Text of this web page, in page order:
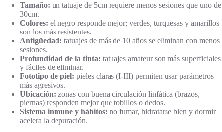
Tamaño: un tatuaje de 5cm requiere menos sesiones que uno de
30cm.
Colores: el negro responde mejor; verdes, turquesas y amarillos
son los más resistentes.
Antigüedad: tatuajes de más de 10 años se eliminan con menos
sesiones.
Profundidad de la tinta: tatuajes amateur son más superficiales
y fáciles de eliminar.
Fototipo de piel: pieles claras (I-III) permiten usar parámetros
más agresivos.
Ubicación: zonas con buena circulación linfática (brazos,
piernas) responden mejor que tobillos o dedos.
Sistema inmune y hábitos: no fumar, hidratarse bien y dormir
acelera la depuración.